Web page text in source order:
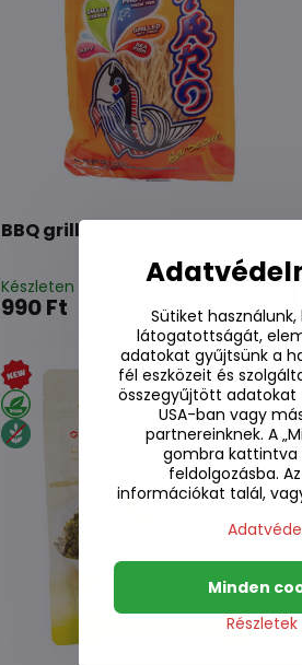
BBQ grillezett halchips 52g
Készleten
990 Ft
Sütiket
látogatottságát,
adatokat gyűjtsünk a
fél eszközeit és
összegyűjtött adatokat
USA-ban vagy
partnereinknek. A
gombra kattintva
feldolgozásba.
információkat talál,
Minden